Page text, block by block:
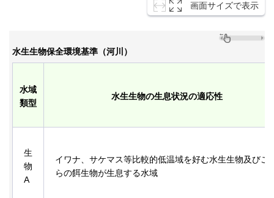
画面サイズで表示
水生生物保全環境基準（河川）
水域
類型
水生生物の生息状況の適応性
生
物
A
イワナ、サケマス等比較的低温域を好む水生生物及びこ
らの餌生物が生息する水域